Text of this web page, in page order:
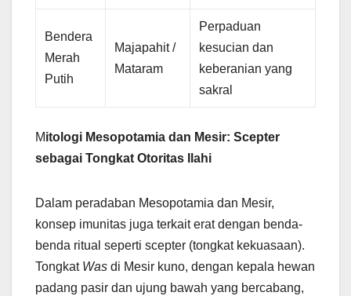
Bendera
Merah
Putih
Majapahit /
Mataram
Perpaduan
kesucian dan
keberanian yang
sakral
Mitologi Mesopotamia dan Mesir: Scepter
sebagai Tongkat Otoritas Ilahi
Dalam peradaban Mesopotamia dan Mesir,
konsep imunitas juga terkait erat dengan benda-
benda ritual seperti scepter (tongkat kekuasaan).
Tongkat Was di Mesir kuno, dengan kepala hewan
padang pasir dan ujung bawah yang bercabang,